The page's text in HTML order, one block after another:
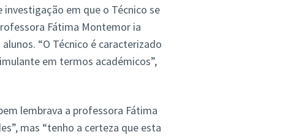
em que o Técnico se
Fátima Montemor ia
“O Técnico é caracterizado
em termos académicos”,
lembrava a professora Fátima
mas “tenho a certeza que esta